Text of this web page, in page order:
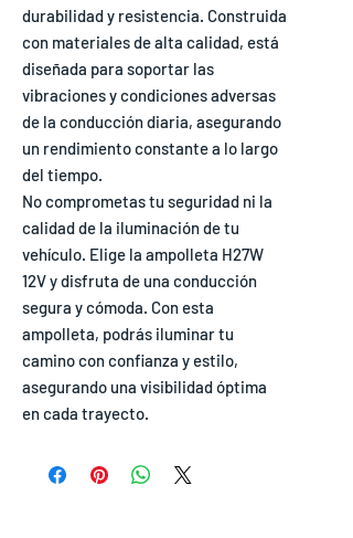
durabilidad y resistencia. Construida
con materiales de alta calidad, está
diseñada para soportar las
vibraciones y condiciones adversas
de la conducción diaria, asegurando
un rendimiento constante a lo largo
del tiempo.
No comprometas tu seguridad ni la
calidad de la iluminación de tu
vehículo. Elige la ampolleta H27W
12V y disfruta de una conducción
segura y cómoda. Con esta
ampolleta, podrás iluminar tu
camino con confianza y estilo,
asegurando una visibilidad óptima
en cada trayecto.